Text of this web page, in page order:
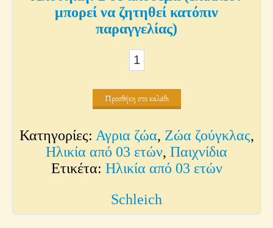
μπορεί να ζητηθεί κατόπιν
παραγγελίας)
Καμηλοπάρδαλη
μικρή
ποσότητα
Προσθήκη στο καλάθι
Κατηγορίες: Αγρια ζώα, Ζώα ζούγκλας,
Ηλικία από 03 ετών, Παιχνίδια
Ετικέτα: Ηλικία από 03 ετών
Schleich